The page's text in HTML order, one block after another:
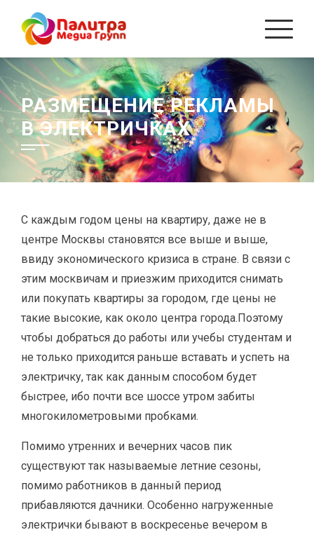
Перейти
содержанию
РАЗМЕЩЕНИЕ РЕКЛАМЫ
В ЭЛЕКТРИЧКАХ
С каждым годом цены на квартиру, даже не в
центре Москвы становятся все выше и выше,
ввиду экономического кризиса в стране. В связи с
этим москвичам и приезжим приходится снимать
или покупать квартиры за городом, где цены не
такие высокие, как около центра города.Поэтому
чтобы добраться до работы или учебы студентам и
не только приходится раньше вставать и успеть на
электричку, так как данным способом будет
быстрее, ибо почти все шоссе утром забиты
многокилометровыми пробками.
Помимо утренних и вечерних часов пик
существуют так называемые летние сезоны,
помимо работников в данный период
прибавляются дачники. Особенно нагруженные
электрички бывают в воскресенье вечером в